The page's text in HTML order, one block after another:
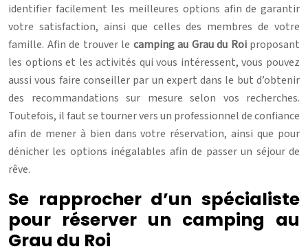
identifier facilement les meilleures options afin de garantir
votre satisfaction, ainsi que celles des membres de votre
famille. Afin de trouver le camping au Grau du Roiproposant
les options et les activités qui vous intéressent, vous pouvez
aussi vous faire conseiller par un expert dans le but d’obtenir
des recommandations sur mesure selon vos recherches.
Toutefois, il faut se tourner vers un professionnel de confiance
afin de mener à bien dans votre réservation, ainsi que pour
dénicher les options inégalables afin de passer un séjour de
rêve.
Se rapprocher d’un spécialiste
pour réserver un camping au
Grau du Roi